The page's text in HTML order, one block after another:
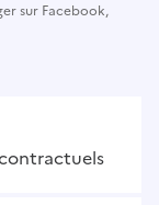
sur Facebook,